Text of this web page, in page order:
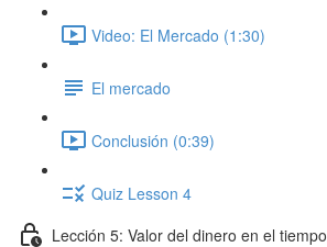
Video: El Mercado (1:30)
El mercado
Conclusión (0:39)
Quiz Lesson 4
Lección 5: Valor del dinero en el tiempo